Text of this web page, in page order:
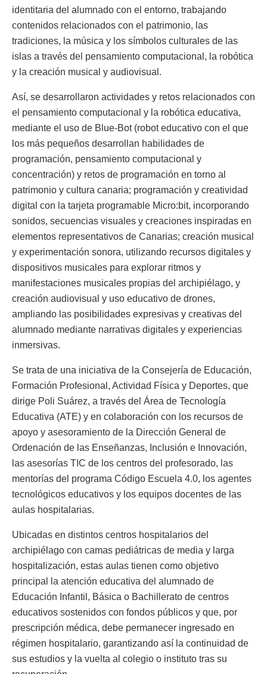
identitaria del alumnado con el entorno, trabajando
contenidos relacionados con el patrimonio, las
tradiciones, la música y los símbolos culturales de las
islas a través del pensamiento computacional, la robótica
y la creación musical y audiovisual.
Así, se desarrollaron actividades y retos relacionados con
el pensamiento computacional y la robótica educativa,
mediante el uso de Blue-Bot (robot educativo con el que
los más pequeños desarrollan habilidades de
programación, pensamiento computacional y
concentración) y retos de programación en torno al
patrimonio y cultura canaria; programación y creatividad
digital con la tarjeta programable Micro:bit, incorporando
sonidos, secuencias visuales y creaciones inspiradas en
elementos representativos de Canarias; creación musical
y experimentación sonora, utilizando recursos digitales y
dispositivos musicales para explorar ritmos y
manifestaciones musicales propias del archipiélago, y
creación audiovisual y uso educativo de drones,
ampliando las posibilidades expresivas y creativas del
alumnado mediante narrativas digitales y experiencias
inmersivas.
Se trata de una iniciativa de la Consejería de Educación,
Formación Profesional, Actividad Física y Deportes, que
dirige Poli Suárez, a través del Área de Tecnología
Educativa (ATE) y en colaboración con los recursos de
apoyo y asesoramiento de la Dirección General de
Ordenación de las Enseñanzas, Inclusión e Innovación,
las asesorías TIC de los centros del profesorado, las
mentorías del programa Código Escuela 4.0, los agentes
tecnológicos educativos y los equipos docentes de las
aulas hospitalarias.
Ubicadas en distintos centros hospitalarios del
archipiélago con camas pediátricas de media y larga
hospitalización, estas aulas tienen como objetivo
principal la atención educativa del alumnado de
Educación Infantil, Básica o Bachillerato de centros
educativos sostenidos con fondos públicos y que, por
prescripción médica, debe permanecer ingresado en
régimen hospitalario, garantizando así la continuidad de
sus estudios y la vuelta al colegio o instituto tras su